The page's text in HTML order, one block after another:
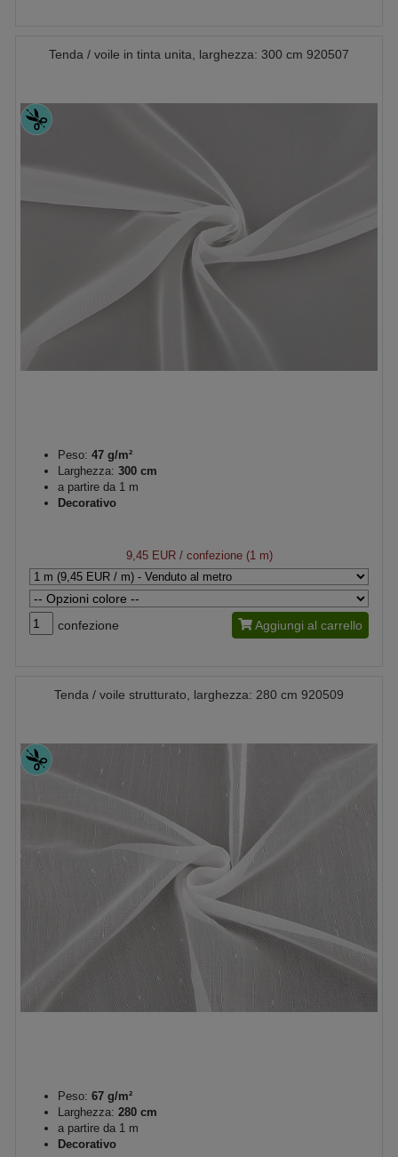
Tenda / voile in tinta unita, larghezza: 300 cm 920507
Peso: 47 g/m²
Larghezza: 300 cm
a partire da 1 m
Decorativo
9,45 EUR/ confezione (1 m)
confezione Aggiungi al carrello
Tenda / voile strutturato, larghezza: 280 cm 920509
Peso: 67 g/m²
Larghezza: 280 cm
a partire da 1 m
Decorativo